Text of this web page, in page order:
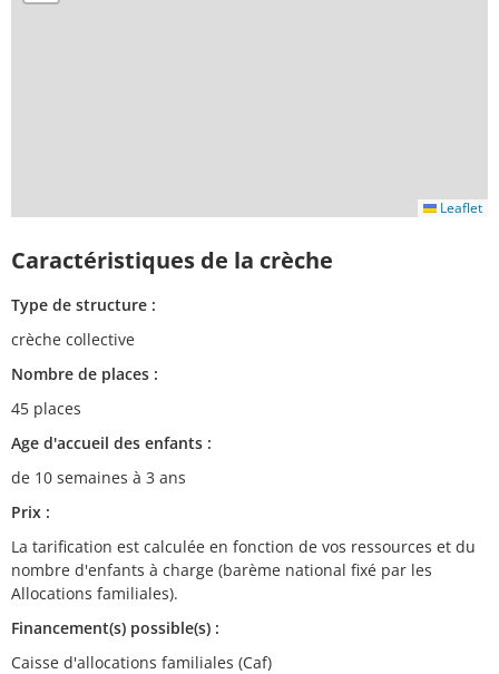
Leaflet
Caractéristiques de la crèche
Type de structure :
crèche collective
Nombre de places :
45 places
Age d'accueil des enfants :
de 10 semaines à 3 ans
Prix :
La tarification est calculée en fonction de vos ressources et du
nombre d'enfants à charge (barème national fixé par les
Allocations familiales).
Financement(s) possible(s) :
Caisse d'allocations familiales (Caf)